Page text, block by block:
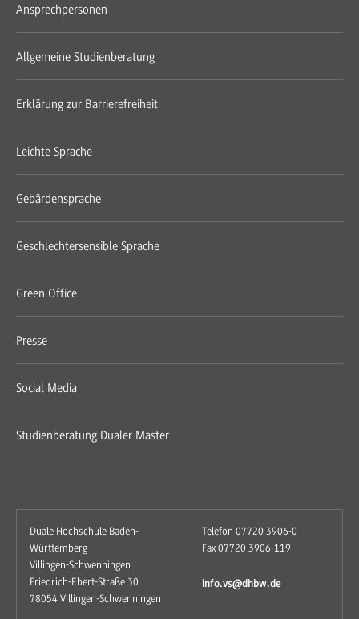
Ansprechpersonen
Allgemeine Studienberatung
Erklärung zur Barrierefreiheit
Leichte Sprache
Gebärdensprache
Geschlechtersensible Sprache
Green Office
Presse
Social Media
Studienberatung Dualer Master
Duale Hochschule Baden-
Württemberg
Villingen-Schwenningen
Friedrich-Ebert-Straße 30
78054 Villingen-Schwenningen
Telefon 07720 3906-0
Fax 07720 3906-119
info.vs@dhbw.de